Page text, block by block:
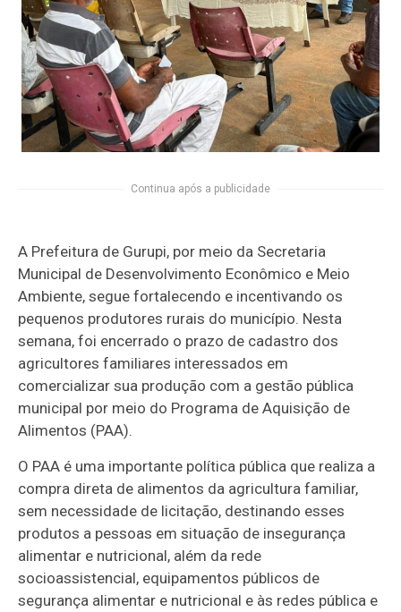
Continua após a publicidade
A Prefeitura de Gurupi, por meio da Secretaria
Municipal de Desenvolvimento Econômico e Meio
Ambiente, segue fortalecendo e incentivando os
pequenos produtores rurais do município. Nesta
semana, foi encerrado o prazo de cadastro dos
agricultores familiares interessados em
comercializar sua produção com a gestão pública
municipal por meio do Programa de Aquisição de
Alimentos (PAA).
O PAA é uma importante política pública que realiza a
compra direta de alimentos da agricultura familiar,
sem necessidade de licitação, destinando esses
produtos a pessoas em situação de insegurança
alimentar e nutricional, além da rede
socioassistencial, equipamentos públicos de
segurança alimentar e nutricional e às redes pública e